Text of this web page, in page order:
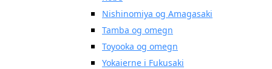
Nishinomiya og Amagasaki
Tamba og omegn
Toyooka og omegn
Yokaierne i Fukusaki